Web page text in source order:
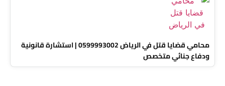
محامي قضايا قتل في الرياض 0599993002 | استشارة قانونية
ودفاع جنائي متخصص